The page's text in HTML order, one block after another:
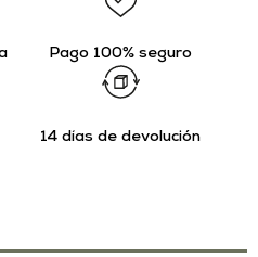
Pago 100% seguro
14 días de devolución